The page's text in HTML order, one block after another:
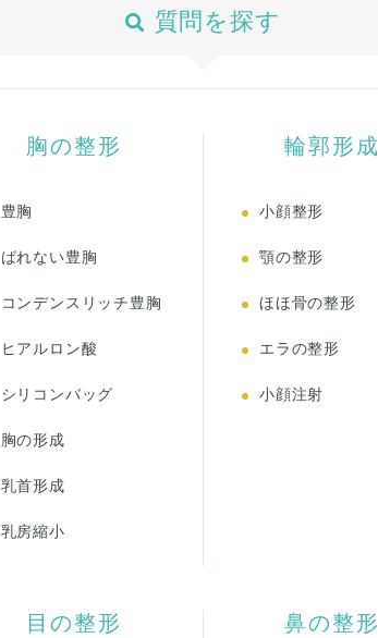
質問を探す
胸の整形
豊胸
ばれない豊胸
コンデンスリッチ豊胸
ヒアルロン酸
シリコンバッグ
胸の形成
乳首形成
乳房縮小
輪郭形成
小顔整形
顎の整形
ほほ骨の整形
エラの整形
小顔注射
目の整形 鼻の整形